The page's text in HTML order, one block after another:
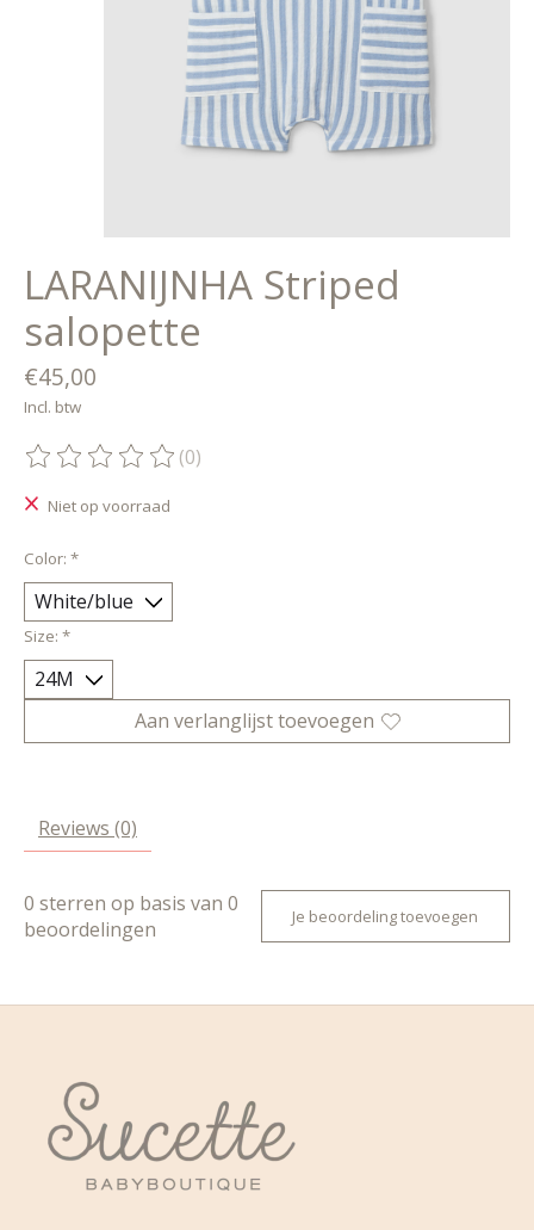
LARANIJNHA Striped
salopette
€45,00
Incl. btw
De beoordeling van dit product is
(0)
Niet op voorraad
Color: *
Size: *
Aan verlanglijst toevoegen
Reviews (0)
0 sterren op basis van 0
beoordelingen
Je beoordeling toevoegen